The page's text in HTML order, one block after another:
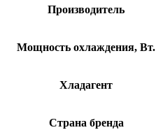
Производитель
Мощность охлаждения, Вт.
Хладагент
Страна бренда